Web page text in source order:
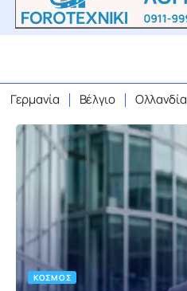
Γερμανία Βέλγιο Ολλανδία
ΚΌΣΜΟΣ